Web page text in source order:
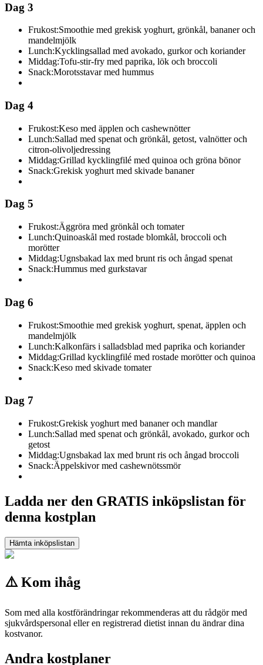
Dag 3
Frukost:Smoothie med grekisk yoghurt, grönkål, bananer och
mandelmjölk
Lunch:Kycklingsallad med avokado, gurkor och koriander
Middag:Tofu-stir-fry med paprika, lök och broccoli
Snack:Morotsstavar med hummus
Dag 4
Frukost:Keso med äpplen och cashewnötter
Lunch:Sallad med spenat och grönkål, getost, valnötter och
citron-olivoljedressing
Middag:Grillad kycklingfilé med quinoa och gröna bönor
Snack:Grekisk yoghurt med skivade bananer
Dag 5
Frukost:Äggröra med grönkål och tomater
Lunch:Quinoaskål med rostade blomkål, broccoli och
morötter
Middag:Ugnsbakad lax med brunt ris och ångad spenat
Snack:Hummus med gurkstavar
Dag 6
Frukost:Smoothie med grekisk yoghurt, spenat, äpplen och
mandelmjölk
Lunch:Kalkonfärs i salladsblad med paprika och koriander
Middag:Grillad kycklingfilé med rostade morötter och quinoa
Snack:Keso med skivade tomater
Dag 7
Frukost:Grekisk yoghurt med bananer och mandlar
Lunch:Sallad med spenat och grönkål, avokado, gurkor och
getost
Middag:Ugnsbakad lax med brunt ris och ångad broccoli
Snack:Äppelskivor med cashewnötssmör
Ladda ner den GRATIS inköpslistan för
denna kostplan
Hämta inköpslistan
⚠️ Kom ihåg
Som med alla kostförändringar rekommenderas att du rådgör med
sjukvårdspersonal eller en registrerad dietist innan du ändrar dina
kostvanor.
Andra kostplaner